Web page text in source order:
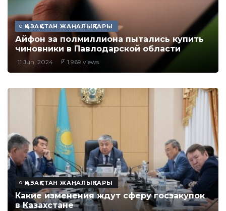
ҚАЗАҚСТАН ЖАҢАЛЫҚТАРЫ
Айфон за полмиллиона пытались купить
чиновники в Павлодарской области
11 Jun, 2024 1,969 views
ҚАЗАҚСТАН ЖАҢАЛЫҚТАРЫ
Какие изменения ждут сферу госзакупок
в Казахстане